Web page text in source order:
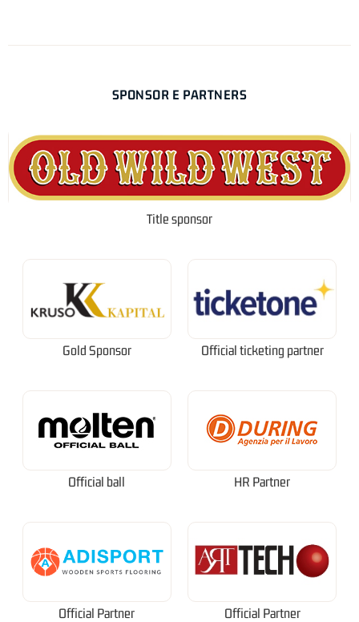
SPONSOR E PARTNERS
Title sponsor
Gold Sponsor Official ticketing partner
Official ball HR Partner
Official Partner Official Partner